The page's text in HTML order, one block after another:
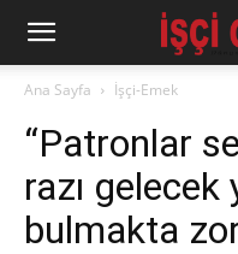
Ana Sayfa İşçi-Emek
“Patronlar
razı
bulmakta